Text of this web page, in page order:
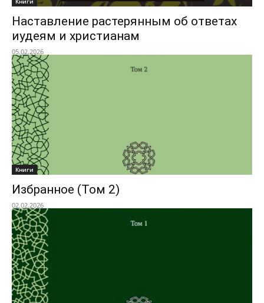
Наставление растерянным об ответах
иудеям и христианам
05.02.2026
Книги
Избранное (Том 2)
02.02.2026